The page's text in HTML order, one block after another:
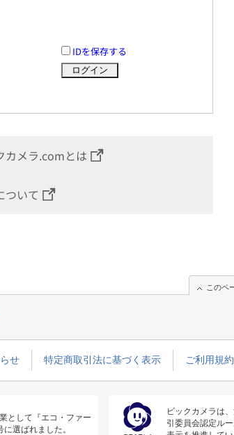
IDを保存する
カメラ.comとは
ついて
このペ
せ 特定商取引法に基づく表示 ご利用規約
として『エコ・ファー
に選ばれました。
ビックカメラは
引委員会認定ル